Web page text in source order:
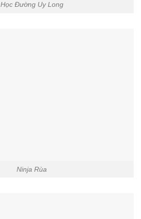
Học Đường Uy Long
Ninja Rùa